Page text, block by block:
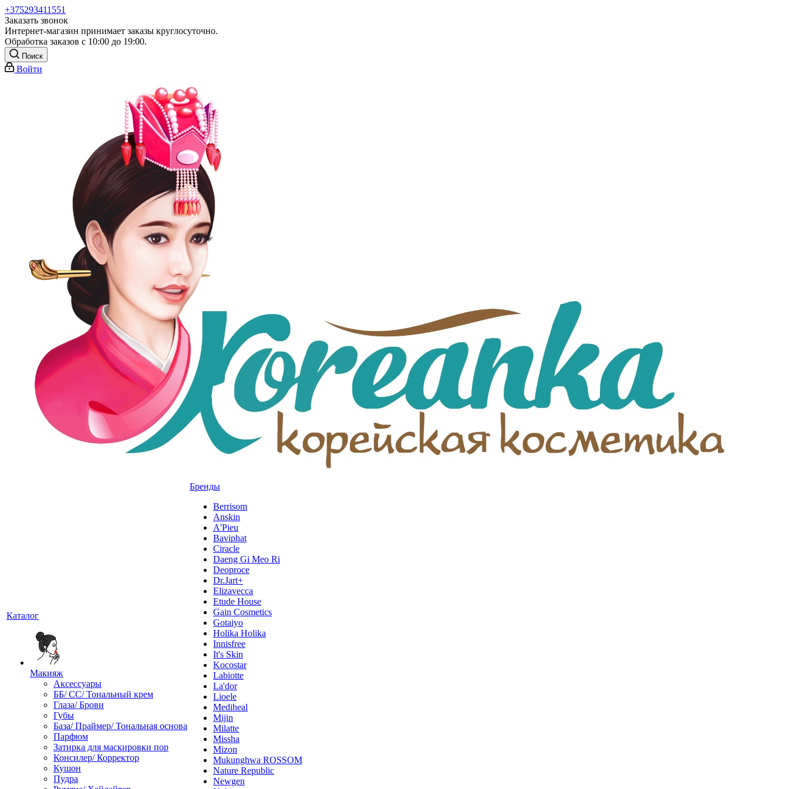
+375293411551
Заказать звонок
Интернет-магазин принимает заказы круглосуточно.
Обработка заказов с 10:00 до 19:00.
Поиск
Войти
Каталог
Макияж
Аксессуары
ББ/ СС/ Тональный крем
Глаза/ Брови
Губы
База/ Праймер/ Тональная основа
Парфюм
Затирка для маскировки пор
Консилер/ Корректор
Кушон
Пудра
Бренды
Berrisom
Anskin
A'Pieu
Baviphat
Ciracle
Daeng Gi Meo Ri
Deoproce
Dr.Jart+
Elizavecca
Etude House
Gain Cosmetics
Gotaiyo
Holika Holika
Innisfree
It's Skin
Kocostar
Labiotte
La'dor
Lioele
Mediheal
Mijin
Milatte
Missha
Mizon
Mukunghwa ROSSOM
Nature Republic
Newgen